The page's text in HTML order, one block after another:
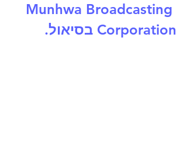
Munhwa Broadcasting
Corporation בסיאול.